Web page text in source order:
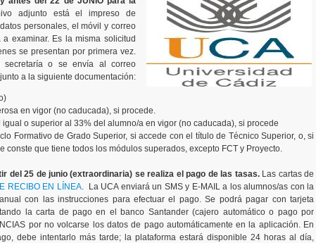
adjunto está el impreso de
personales, el móvil y correo
examinar. Es la misma solicitud
se presentan por primera vez.
secretaría o se envía al correo
junto a la siguiente documentación:
en vigor (no caducada), si procede.
o superior al 33% del alumno/a en vigor (no caducada), si procede
Formativo de Grado Superior, si accede con el título de Técnico Superior, o, si
conste que tiene todos los módulos superados, excepto FCT y Proyecto.
del 25 de junio (extraordinaria) se realiza el pago de las tasas. Las cartas de
RECIBO EN LÍNEA. La UCA enviará un SMS y E-MAIL a los alumnos/as con la
con las instrucciones para efectuar el pago. Se podrá pagar con tarjeta
la carta de pago en el banco Santander (cajero automático o pago por
por no volcarse los datos de pago automáticamente en la aplicación. En
debe intentarlo más tarde; la plataforma estará disponible 24 horas al día,